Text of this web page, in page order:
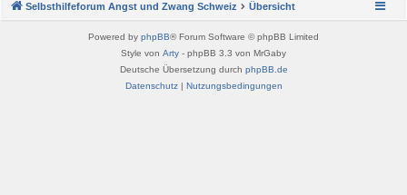
Selbsthilfeforum Angst und Zwang Schweiz Übersicht
Powered by phpBB® Forum Software © phpBB Limited
Style von Arty - phpBB 3.3 von MrGaby
Deutsche Übersetzung durch phpBB.de
Datenschutz| Nutzungsbedingungen